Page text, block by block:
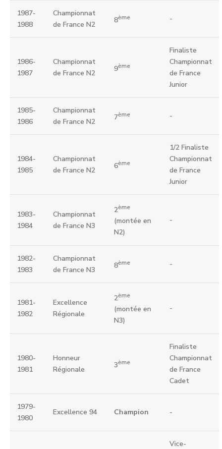
1987-
1988
Championnat
de France N2
8ème -
1986-
1987
Championnat
de France N2
9ème
Finaliste
Championnat
de France
Junior
1985-
1986
Championnat
de France N2
7ème -
1984-
1985
Championnat
de France N2
6ème
1/2 Finaliste
Championnat
de France
Junior
1983-
1984
Championnat
de France N3
2ème
(montée en
N2)
-
1982-
1983
Championnat
de France N3
8ème -
1981-
1982
Excellence
Régionale
2ème
(montée en
N3)
-
1980-
1981
Honneur
Régionale
3ème
Finaliste
Championnat
de France
Cadet
1979-
1980
Excellence 94 Champion -
Vice-